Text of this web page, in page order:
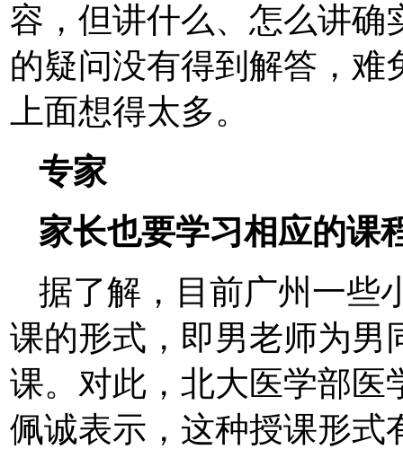
容，但讲什么、怎么讲确
的疑问没有得到解答，难
上面想得太多。
专家
家长也要学习相应的课
据了解，目前广州一些
课的形式，即男老师为男
课。对此，北大医学部医
佩诚表示，这种授课形式